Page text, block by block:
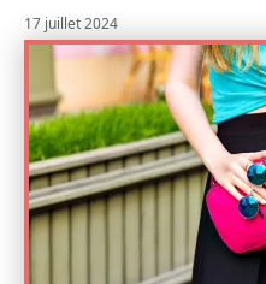
17 juillet 2024